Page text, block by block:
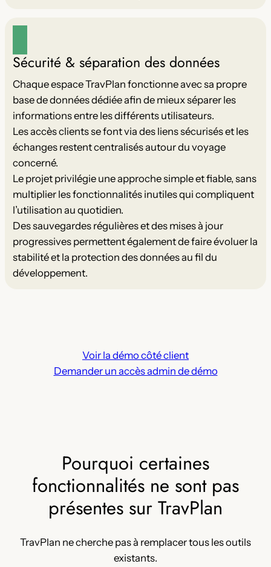
Sécurité & séparation des données
Chaque espace TravPlan fonctionne avec sa propre
base de données dédiée afin de mieux séparer les
informations entre les différents utilisateurs.
Les accès clients se font via des liens sécurisés et les
échanges restent centralisés autour du voyage
concerné.
Le projet privilégie une approche simple et fiable, sans
multiplier les fonctionnalités inutiles qui compliquent
l’utilisation au quotidien.
Des sauvegardes régulières et des mises à jour
progressives permettent également de faire évoluer la
stabilité et la protection des données au fil du
développement.
Voir la démo côté client
Demander un accès admin de démo
Pourquoi certaines
fonctionnalités ne sont pas
présentes sur TravPlan
TravPlan ne cherche pas à remplacer tous les outils
existants.